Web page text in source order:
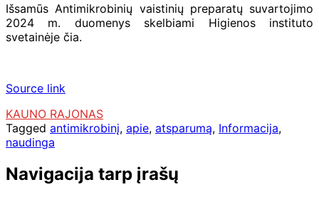
Išsamūs Antimikrobinių vaistinių preparatų suvartojimo
2024 m. duomenys skelbiami Higienos instituto
svetainėje čia.
Source link
KAUNO RAJONAS
Tagged antimikrobinį, apie, atsparumą, Informacija,
naudinga
Navigacija tarp įrašų